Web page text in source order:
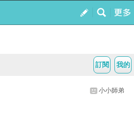
我的
訂閱
小小師弟